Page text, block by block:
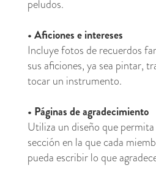
peludos.
•Aficiones e intereses
Incluye fotos de recuerdos
sus aficiones, ya sea pintar,
tocar un instrumento.
• Páginas de agradecimiento
Utiliza un diseño que
sección en la que cada
pueda escribir lo que